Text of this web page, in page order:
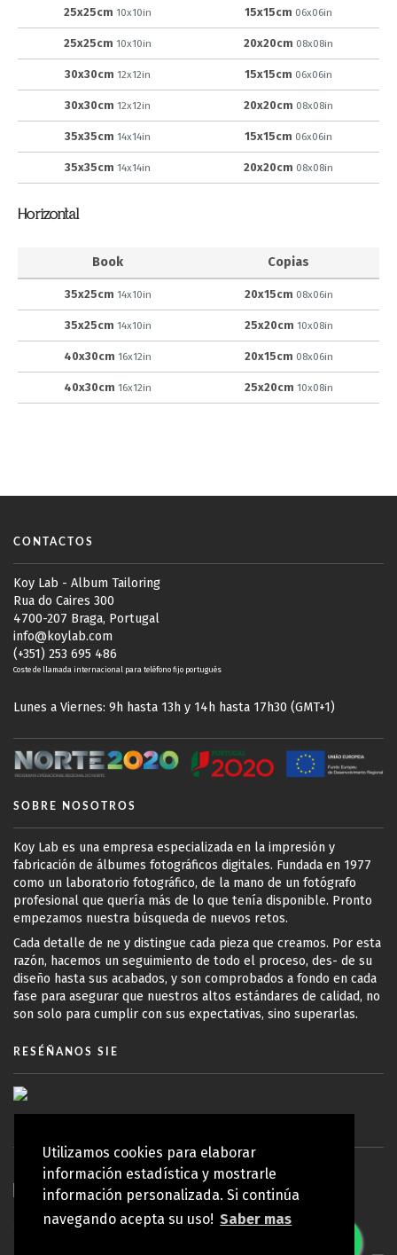
Utilizamos cookies para elaborar
información estadística y mostrarle
información personalizada. Si continúa
navegando acepta su uso! Saber mas
25x25cm 10x10in 15x15cm 06x06in
25x25cm 10x10in 20x20cm 08x08in
30x30cm 12x12in 15x15cm 06x06in
30x30cm 12x12in 20x20cm 08x08in
35x35cm 14x14in 15x15cm 06x06in
35x35cm 14x14in 20x20cm 08x08in
Horizontal
Book Copias
35x25cm 14x10in 20x15cm 08x06in
35x25cm 14x10in 25x20cm 10x08in
40x30cm 16x12in 20x15cm 08x06in
40x30cm 16x12in 25x20cm 10x08in
CONTACTOS
Koy Lab - Album Tailoring
Rua do Caires 300
4700-207 Braga, Portugal
info@koylab.com
(+351) 253 695 486
Coste de llamada internacional para teléfono fijo portugués
Lunes a Viernes: 9h hasta 13h y 14h hasta 17h30 (GMT+1)
SOBRE NOSOTROS
Koy Lab es una empresa especializada en la impresión y
fabricación de álbumes fotográficos digitales. Fundada en 1977
como un laboratorio fotográfico, de la mano de un fotógrafo
profesional que quería más de lo que tenía disponible. Pronto
empezamos nuestra búsqueda de nuevos retos.
Cada detalle de ne y distingue cada pieza que creamos. Por esta
razón, hacemos un seguimiento de todo el proceso, des- de su
diseño hasta sus acabados, y son comprobados a fondo en cada
fase para asegurar que nuestros altos estándares de calidad, no
son solo para cumplir con sus expectativas, sino superarlas.
RESÉÑANOS SIE
© Copyright 2010 - 2026 Koy Lab | Todos los derechos reservados